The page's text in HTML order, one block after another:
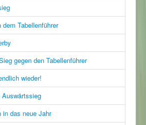
dem Tabellenführer
gegen den Tabellenführer
wieder!
in das neue Jahr